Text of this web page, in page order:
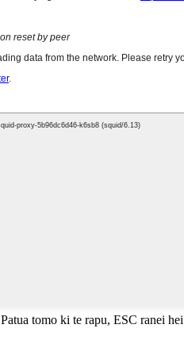
Patua tomo ki te rapu, ESC ranei